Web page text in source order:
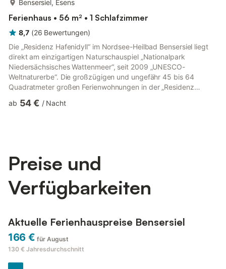
Bensersiel, Esens
Ferienhaus • 56 m² • 1 Schlafzimmer
8,7 (26 Bewertungen)
Die „Residenz Hafenidyll“ im Nordsee-Heilbad Bensersiel liegt
direkt am einzigartigen Naturschauspiel „Nationalpark
Niedersächsisches Wattenmeer“, seit 2009 „UNESCO-
Weltnaturerbe“. Die großzügigen und ungefähr 45 bis 64
Quadratmeter großen Ferienwohnungen in der „Residenz
Personen sind auf sehr hohem Standard, gemütlich-modern,
ab 54 € / Nacht
Preise und
Verfügbarkeiten
Aktuelle Ferienhauspreise Bensersiel
166 € für August
130 € Jahresdurchschnitt